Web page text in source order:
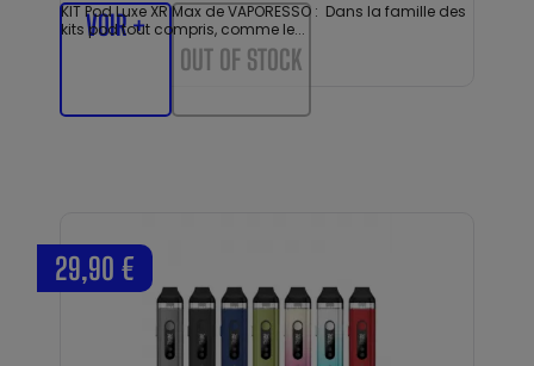
KIT Pod Luxe XR Max de VAPORESSO : Dans la famille des
kits pod tout compris, comme le...
VOIR +
OUT OF STOCK
29,90 €